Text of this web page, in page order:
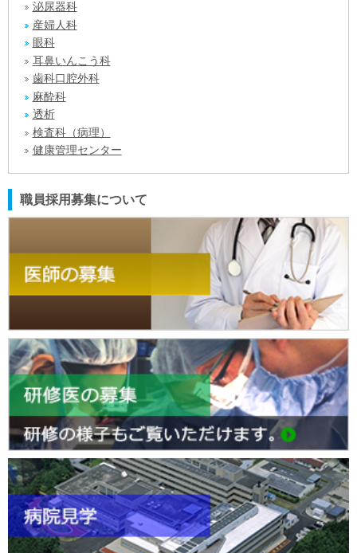
泌尿器科
産婦人科
眼科
耳鼻いんこう科
歯科口腔外科
麻酔科
透析
検査科（病理）
健康管理センター
職員採用募集について